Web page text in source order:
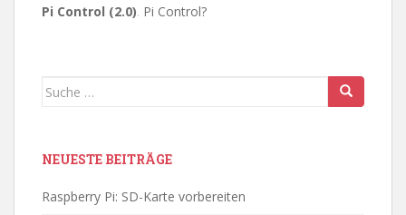
Pi Control (2.0). Pi Control?
Suche
NEUESTE BEITRÄGE
Raspberry Pi: SD-Karte vorbereiten